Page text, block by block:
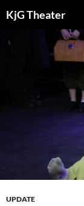
Inhalt
KjG Theater
UPDATE